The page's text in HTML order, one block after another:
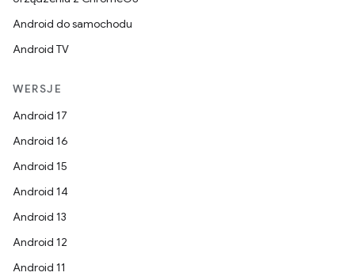
Android do samochodu
Android TV
WERSJE
Android 17
Android 16
Android 15
Android 14
Android 13
Android 12
Android 11